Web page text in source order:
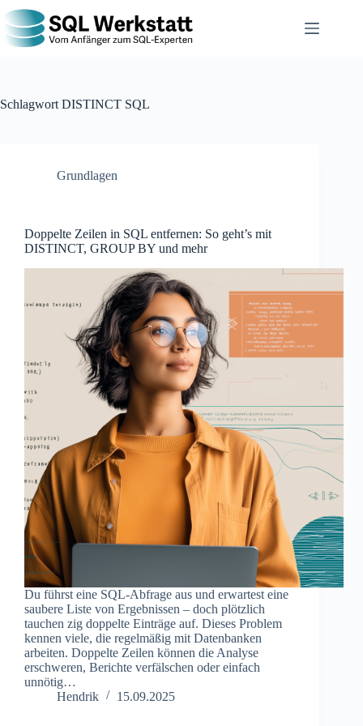
Schlagwort DISTINCT SQL
Grundlagen
Doppelte Zeilen in SQL entfernen: So geht’s mit
DISTINCT, GROUP BY und mehr
Du führst eine SQL-Abfrage aus und erwartest eine
saubere Liste von Ergebnissen – doch plötzlich
tauchen zig doppelte Einträge auf. Dieses Problem
kennen viele, die regelmäßig mit Datenbanken
arbeiten. Doppelte Zeilen können die Analyse
erschweren, Berichte verfälschen oder einfach
unnötig…
Hendrik
15.09.2025